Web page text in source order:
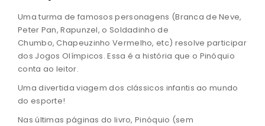
Uma turma de famosos personagens (Branca de Neve,
Peter Pan, Rapunzel, o Soldadinho de
Chumbo, Chapeuzinho Vermelho, etc) resolve participar
dos Jogos Olímpicos. Essa é a história que o Pinóquio
conta ao leitor.
Uma divertida viagem dos clássicos infantis ao mundo
do esporte!
Nas últimas páginas do livro, Pinóquio (sem